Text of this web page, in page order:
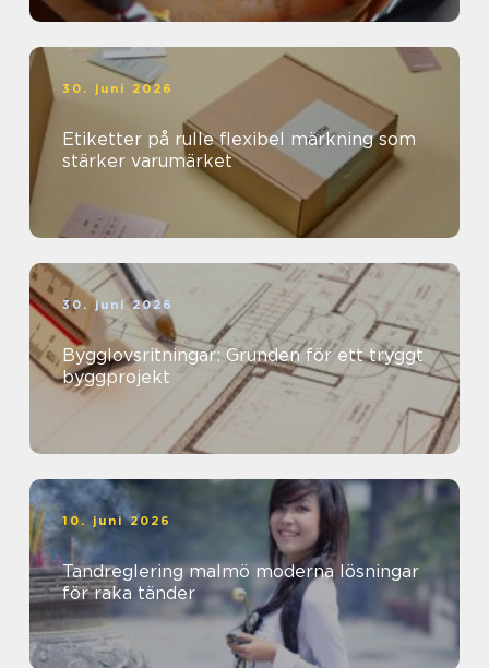
30. juni 2026
Etiketter på rulle flexibel märkning som
stärker varumärket
30. juni 2026
Bygglovsritningar: Grunden för ett tryggt
byggprojekt
10. juni 2026
Tandreglering malmö moderna lösningar
för raka tänder